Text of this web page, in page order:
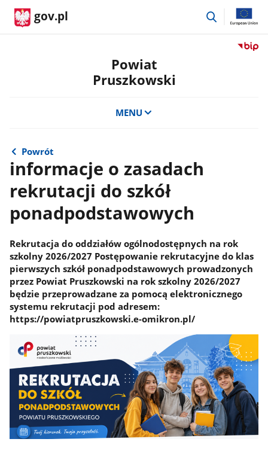
gov.pl
przejdź
Przejdź
Powiat
Pruszkowski
MENU
Powrót
informacje o zasadach
rekrutacji do szkół
ponadpodstawowych
Rekrutacja do oddziałów ogólnodostępnych na rok
szkolny 2026/2027 Postępowanie rekrutacyjne do klas
pierwszych szkół ponadpodstawowych prowadzonych
przez Powiat Pruszkowski na rok szkolny 2026/2027
będzie przeprowadzane za pomocą elektronicznego
systemu rekrutacji pod adresem:
https://powiatpruszkowski.e-omikron.pl/